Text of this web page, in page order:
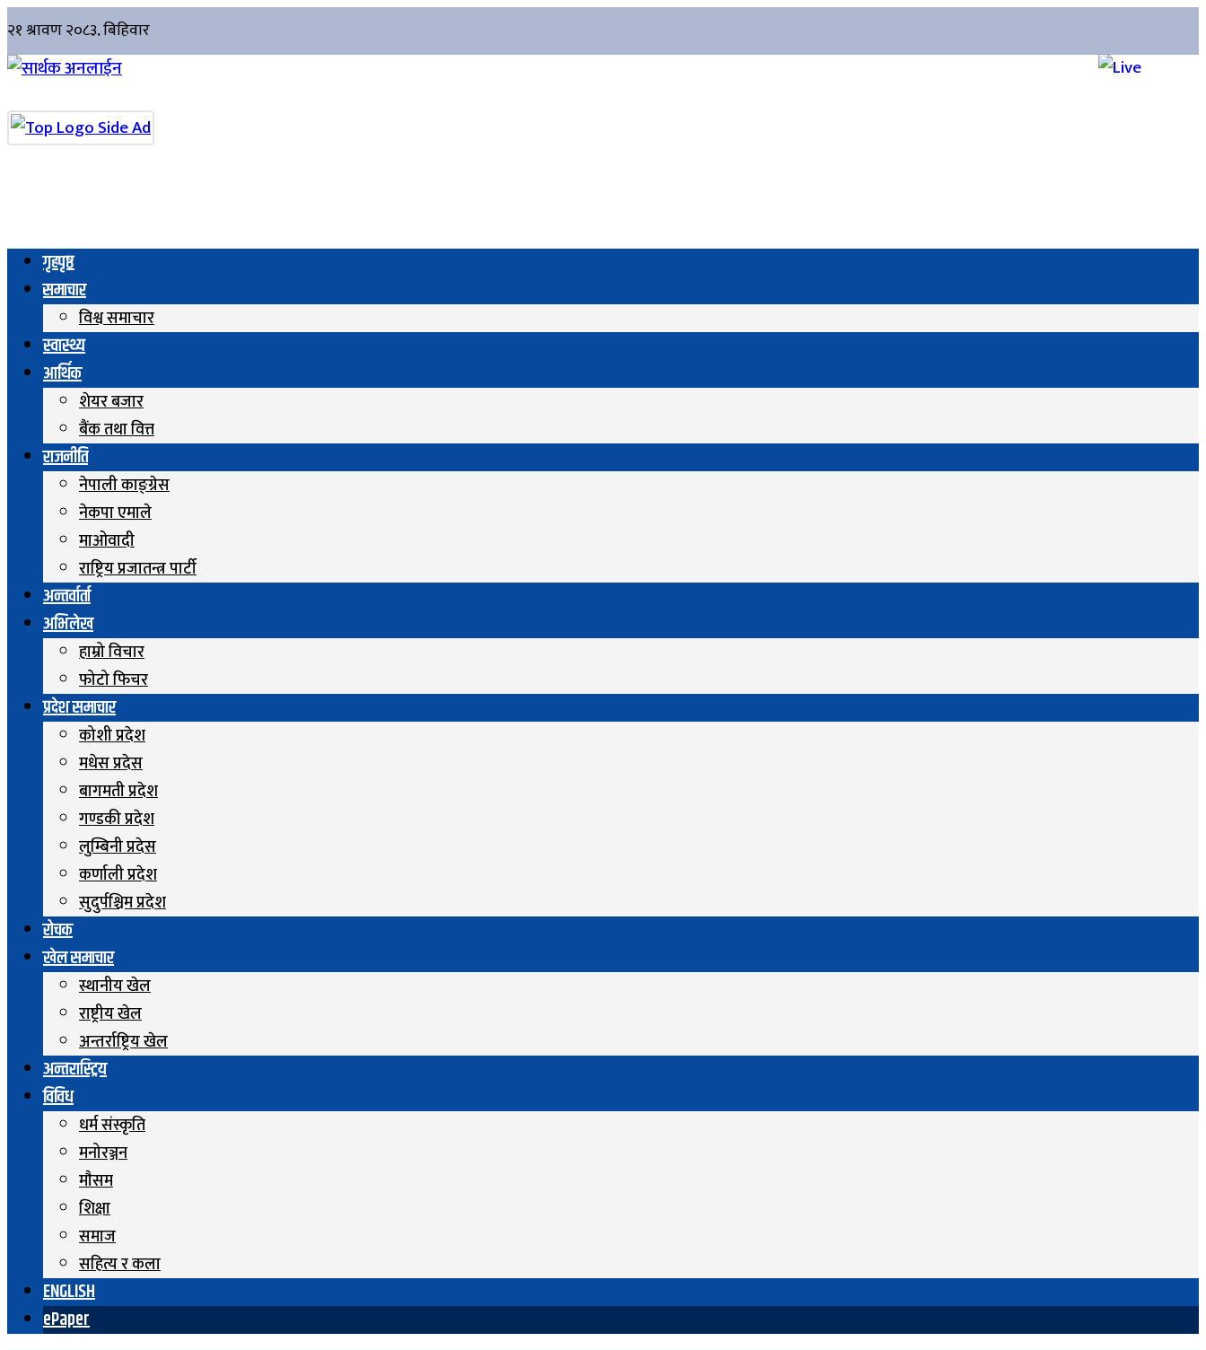
गृहपृष्ठ
समाचार
विश्व समाचार
स्वास्थ्य
आर्थिक
शेयर बजार
बैंक तथा वित्त
राजनीति
नेपाली काङ्ग्रेस
नेकपा एमाले
माओवादी
राष्ट्रिय प्रजातन्त्र पार्टी
अन्तर्वार्ता
अभिलेख
हाम्रो विचार
फोटो फिचर
प्रदेश समाचार
कोशी प्रदेश
मधेस प्रदेस
बागमती प्रदेश
गण्डकी प्रदेश
लुम्बिनी प्रदेस
कर्णाली प्रदेश
सुदुर्पश्चिम प्रदेश
रोचक
खेल समाचार
स्थानीय खेल
राष्ट्रीय खेल
अन्तर्राष्ट्रिय खेल
अन्तरास्ट्रिय
विविध
धर्म संस्कृति
मनोरञ्जन
माैसम
शिक्षा
समाज
सहित्य र कला
ENGLISH
ePaper